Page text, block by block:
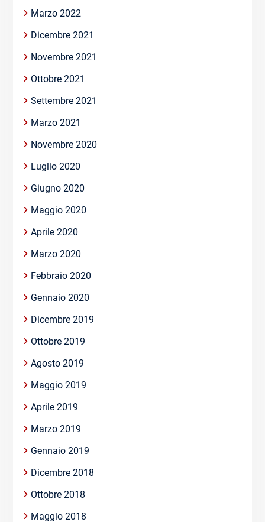
Marzo 2022
Dicembre 2021
Novembre 2021
Ottobre 2021
Settembre 2021
Marzo 2021
Novembre 2020
Luglio 2020
Giugno 2020
Maggio 2020
Aprile 2020
Marzo 2020
Febbraio 2020
Gennaio 2020
Dicembre 2019
Ottobre 2019
Agosto 2019
Maggio 2019
Aprile 2019
Marzo 2019
Gennaio 2019
Dicembre 2018
Ottobre 2018
Maggio 2018